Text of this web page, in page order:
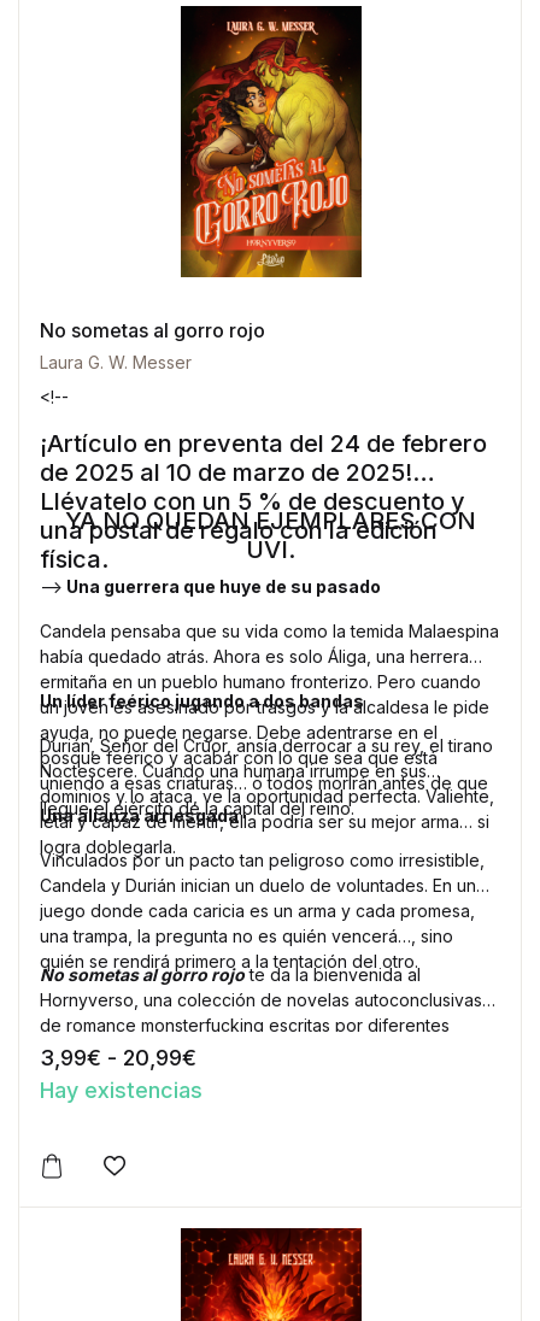
No sometas al gorro rojo
Laura G. W. Messer
<!--
¡Artículo en preventa del 24 de febrero
de 2025 al 10 de marzo de 2025!
Llévatelo con un 5 % de descuento y
una postal de regalo con la edición
física.
YA NO QUEDAN EJEMPLARES CON
UVI.
--> Una guerrera que huye de su pasado
Candela pensaba que su vida como la temida Malaespina
había quedado atrás. Ahora es solo Áliga, una herrera
ermitaña en un pueblo humano fronterizo. Pero cuando
un joven es asesinado por trasgos y la alcaldesa le pide
ayuda, no puede negarse. Debe adentrarse en el
bosque feérico y acabar con lo que sea que está
uniendo a esas criaturas… o todos morirán antes de que
llegue el ejército de la capital del reino.
Un líder feérico jugando a dos bandas
Durián, Señor del Crúor, ansía derrocar a su rey, el tirano
Noctescere. Cuando una humana irrumpe en sus
dominios y lo ataca, ve la oportunidad perfecta. Valiente,
letal y capaz de mentir, ella podría ser su mejor arma… si
logra doblegarla.
Una alianza arriesgada
Vinculados por un pacto tan peligroso como irresistible,
Candela y Durián inician un duelo de voluntades. En un
juego donde cada caricia es un arma y cada promesa,
una trampa, la pregunta no es quién vencerá…, sino
quién se rendirá primero a la tentación del otro.
No sometas al gorro rojote da la bienvenida al
Hornyverso, una colección de novelas autoconclusivas
de romance monsterfucking escritas por diferentes
autores y ambientadas en la Vidriera, un mundo formado
por fragmentos de múltiples dimensiones que quedaron
unidas mediante la hecatombe mágica conocida como la
3,99€ - 20,99€
Hay existencias
Este producto tiene múltiples variantes. Las
Añadir a la lista de deseos